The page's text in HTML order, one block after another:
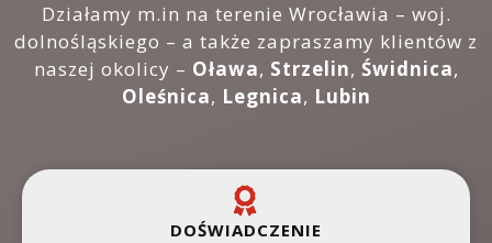
Działamy m.in na terenie Wrocławia – woj.
dolnośląskiego – a także zapraszamy klientów z
naszej okolicy – Oława, Strzelin, Świdnica,
Oleśnica, Legnica, Lubin
DOŚWIADCZENIE